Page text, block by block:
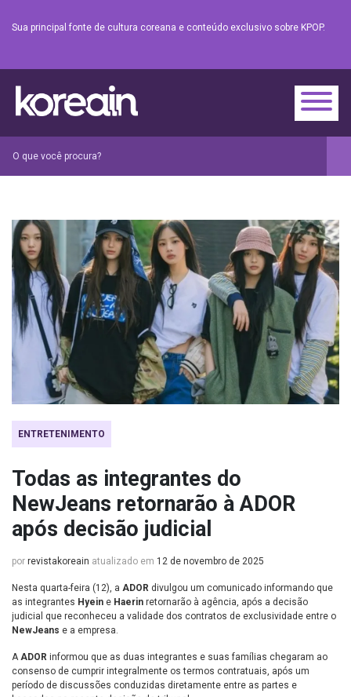
Sua principal fonte de cultura coreana e conteúdo exclusivo sobre KPOP.
ENTRETENIMENTO
Todas as integrantes do
NewJeans retornarão à ADOR
após decisão judicial
por revistakoreain atualizado em 12 de novembro de 2025
Nesta quarta-feira (12), a ADOR divulgou um comunicado informando que
as integrantes Hyein e Haerin retornarão à agência, após a decisão
judicial que reconheceu a validade dos contratos de exclusividade entre o
NewJeans e a empresa.
AADOR informou que as duas integrantes e suas famílias chegaram ao
consenso de cumprir integralmente os termos contratuais, após um
período de discussões conduzidas diretamente entre as partes e